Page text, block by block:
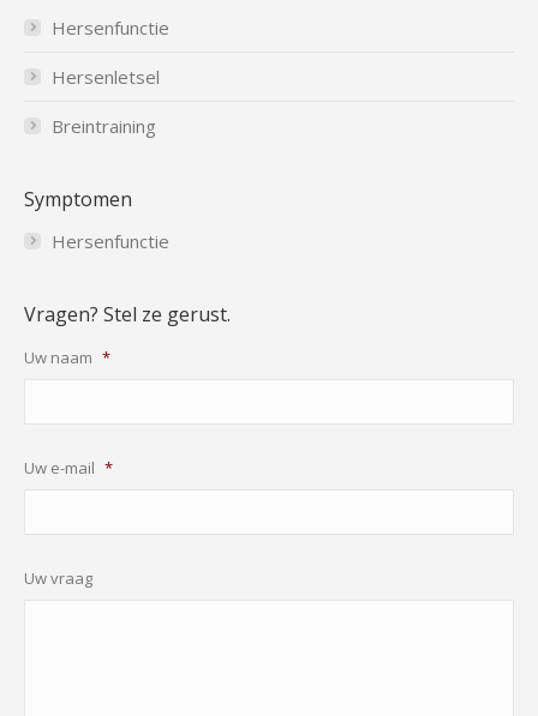
Hersenfunctie
Hersenletsel
Breintraining
Symptomen
Hersenfunctie
Vragen? Stel ze gerust.
Uw naam *
Uw e-mail *
Uw vraag